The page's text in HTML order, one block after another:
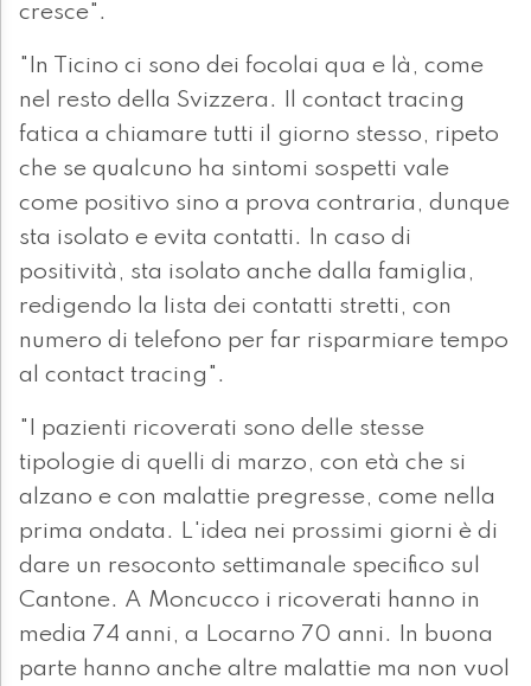
cresce".
"In Ticino ci sono dei focolai qua e là, come
nel resto della Svizzera. Il contact tracing
fatica a chiamare tutti il giorno stesso, ripeto
che se qualcuno ha sintomi sospetti vale
come positivo sino a prova contraria, dunque
sta isolato e evita contatti. In caso di
positività, sta isolato anche dalla famiglia,
redigendo la lista dei contatti stretti, con
numero di telefono per far risparmiare tempo
al contact tracing".
"I pazienti ricoverati sono delle stesse
tipologie di quelli di marzo, con età che si
alzano e con malattie pregresse, come nella
prima ondata. L'idea nei prossimi giorni è di
dare un resoconto settimanale specifico sul
Cantone. A Moncucco i ricoverati hanno in
media 74 anni, a Locarno 70 anni. In buona
parte hanno anche altre malattie ma non vuol